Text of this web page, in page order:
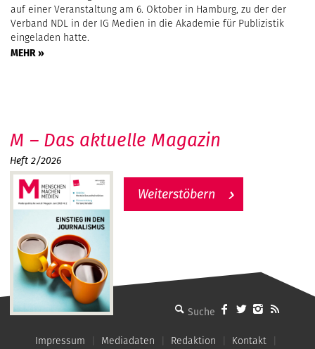
auf einer Veranstaltung am 6. Oktober in Hamburg, zu der der
Verband NDL in der IG Medien in die Akademie für Publizistik
eingeladen hatte.
MEHR »
MMM - Menschen machen Medien
M – Das aktuelle Magazin
Heft 2/2026
Weiterstöbern
Impressum Mediadaten Redaktion Kontakt